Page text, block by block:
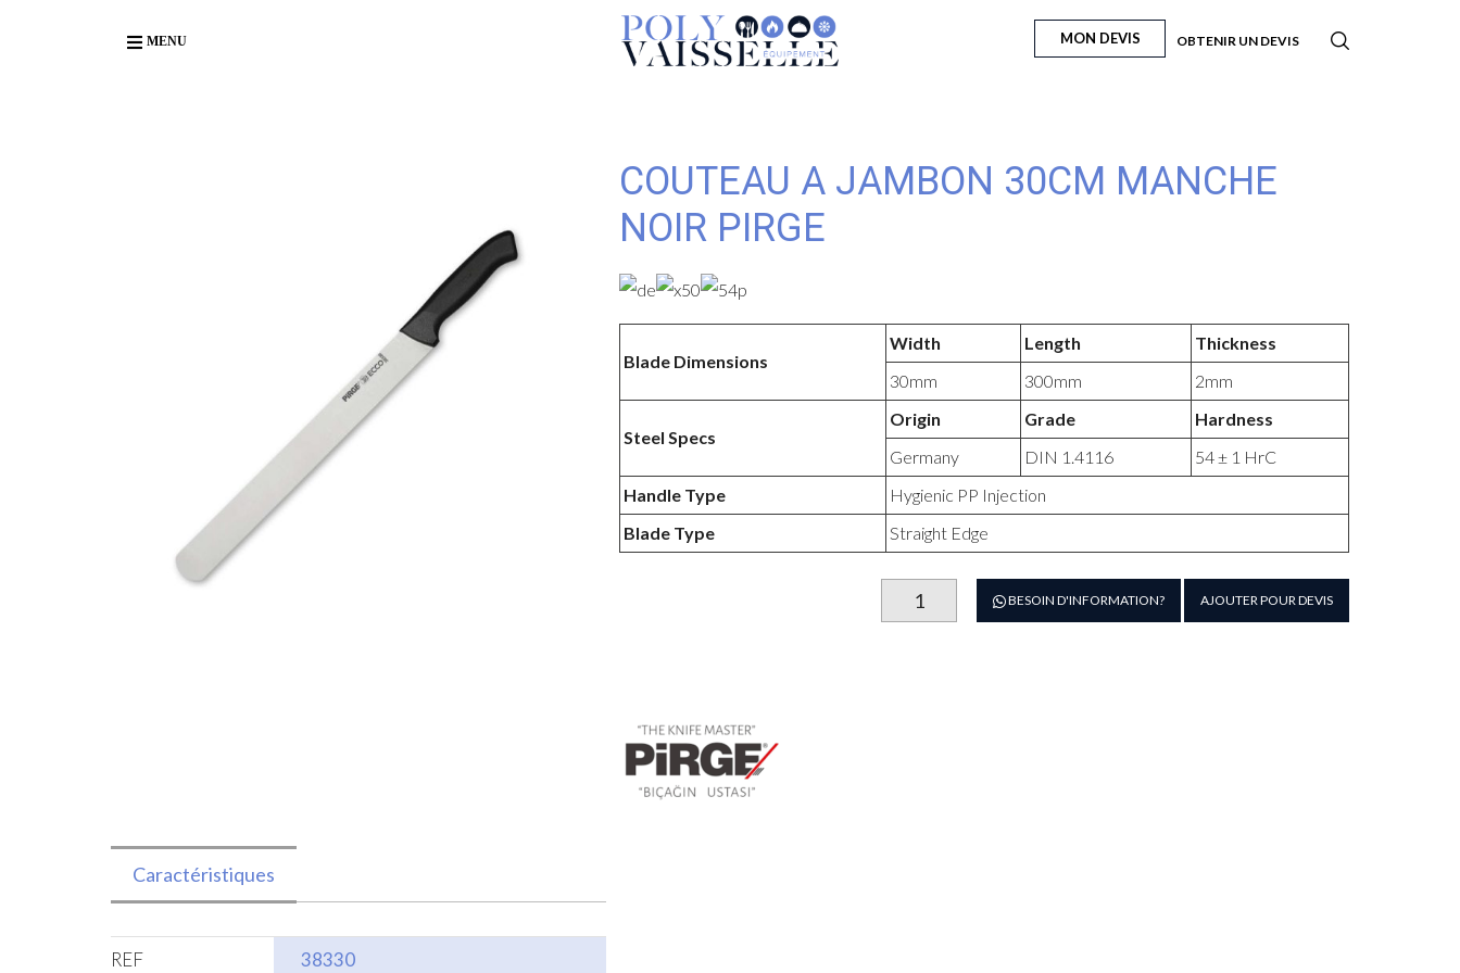
MENU MON DEVIS OBTENIR UN DEVIS
COUTEAU A JAMBON 30CM MANCHE
NOIR PIRGE
Blade Dimensions
Width Length
Thickness
30mm
300mm 2mm
Steel Specs
Origin Grade
Hardness
Germany
DIN 1.4116
54 ± 1 HrC
Handle Type
Hygienic PP Injection
Blade Type
Straight Edge
quantitéBESOIN D'INFORMATION? AJOUTER POUR DEVIS
Caractéristiques
REF 38330